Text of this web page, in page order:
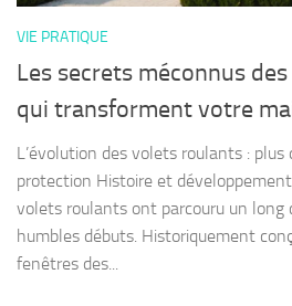
VIE PRATIQUE
Les secrets méconnus
qui transforment votre
L’évolution des volets roulants : plus
protection Histoire et
volets roulants ont parcouru un long
humbles débuts. Historiquement
fenêtres des...